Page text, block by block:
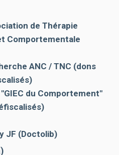
de Thérapie
Comportementale
ANC / TNC (dons
du Comportement"
JF (Doctolib)